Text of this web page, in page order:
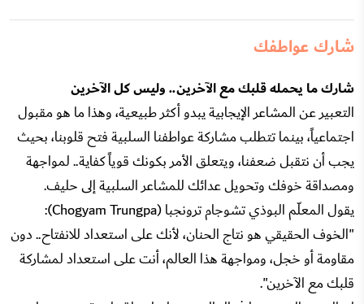
شارك عواطفك
شارك ما يحمله قلبك مع الآخرين.. وليس كل الآخرين
التعبير عن المشاعر الإيجابية يبدو أكثر طبيعية، وهذا ما هو مقبول
اجتماعياً، بينما تتطلب مشاركة عواطفنا السلبية فتح قلوبنا، بحيث
يجب أن نتقبل ضعفنا، ويتعلق الأمر بكونك قوياً كفاية.. لمواجهة
ومصداقة خوفك وتحويل عدائك للمشاعر السلبية إلى حليف.
يقول المعلّم البوذي تشوجام ترونجبا (Chogyam Trungpa):
"الخوف الحقيقي هو نتاج الحنان، لأنك على استعداد للانفتاح.. دون
مقاومة أو خجل، ومواجهة هذا العالم، أنت على استعداد لمشاركة
قلبك مع الآخرين".